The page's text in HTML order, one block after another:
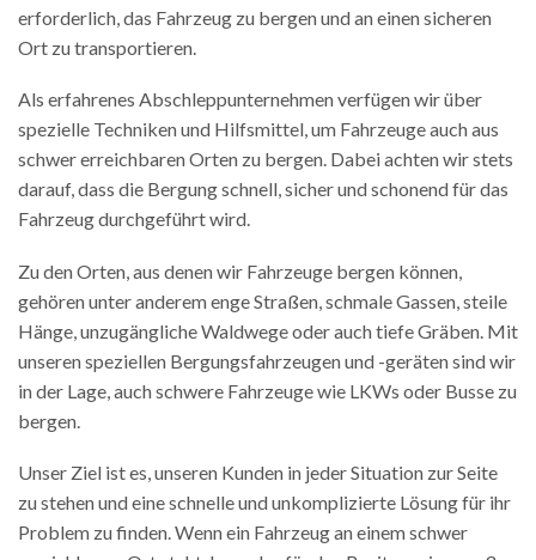
erforderlich, das Fahrzeug zu bergen und an einen sicheren
Ort zu transportieren.
Als erfahrenes Abschleppunternehmen verfügen wir über
spezielle Techniken und Hilfsmittel, um Fahrzeuge auch aus
schwer erreichbaren Orten zu bergen. Dabei achten wir stets
darauf, dass die Bergung schnell, sicher und schonend für das
Fahrzeug durchgeführt wird.
Zu den Orten, aus denen wir Fahrzeuge bergen können,
gehören unter anderem enge Straßen, schmale Gassen, steile
Hänge, unzugängliche Waldwege oder auch tiefe Gräben. Mit
unseren speziellen Bergungsfahrzeugen und -geräten sind wir
in der Lage, auch schwere Fahrzeuge wie LKWs oder Busse zu
bergen.
Unser Ziel ist es, unseren Kunden in jeder Situation zur Seite
zu stehen und eine schnelle und unkomplizierte Lösung für ihr
Problem zu finden. Wenn ein Fahrzeug an einem schwer